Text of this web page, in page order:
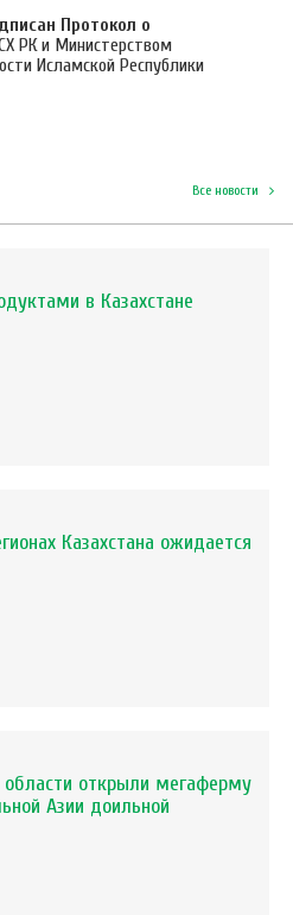
Протокол о
РК и Министерством
Исламской Республики
Все новости
в Казахстане
Казахстана ожидается
области открыли мегаферму
Азии доильной